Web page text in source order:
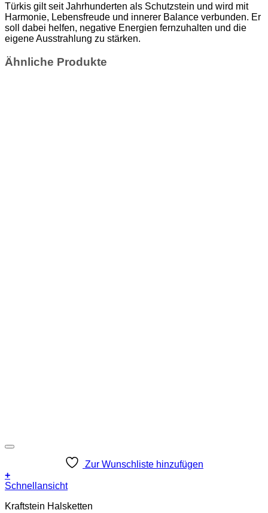
Türkis gilt seit Jahrhunderten als Schutzstein und wird mit
Harmonie, Lebensfreude und innerer Balance verbunden. Er
soll dabei helfen, negative Energien fernzuhalten und die
eigene Ausstrahlung zu stärken.
Ähnliche Produkte
Zur Wunschliste hinzufügen
+
Schnellansicht
Kraftstein Halsketten